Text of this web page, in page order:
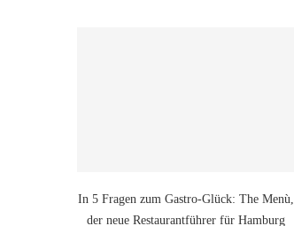
In 5 Fragen zum Gastro-Glück: The Menù,
der neue Restaurantführer für Hamburg